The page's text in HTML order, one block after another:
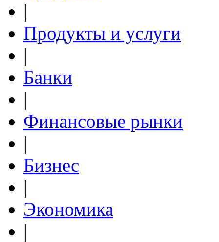
|
Продукты и услуги
|
Банки
|
Финансовые рынки
|
Бизнес
|
Экономика
|